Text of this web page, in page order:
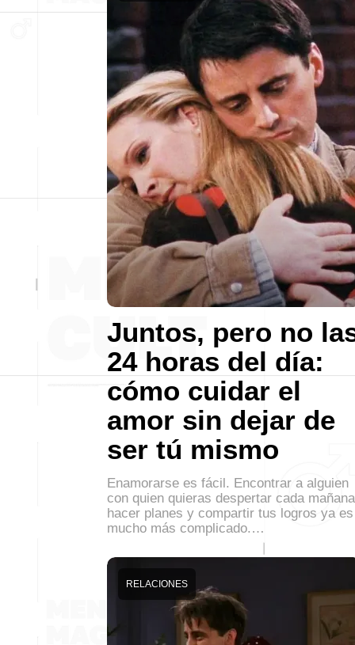
Juntos, pero no
24 horas del día:
cómo cuidar el
amor sin dejar de
ser tú mismo
Enamorarse es fácil. Encontrar a alguien
con quien quieras despertar cada
hacer planes y compartir tus logros ya es
mucho más complicado.…
RELACIONES